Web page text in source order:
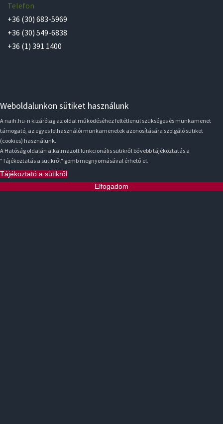
Telefon
+36 (30) 683-5969
+36 (30) 549-6838
+36 (1) 391 1400
Weboldalunkon sütiket használunk
A naih.hu-n kizárólag az oldal működéséhez feltétlenül szükséges és munkamenet
támogató, az egyes felhasználói munkamenetek azonosítására szolgáló sütiket
(cookies) használunk.
A Hatóság oldalán alkalmazott funkcionális sütikről bővebb tájékoztatás a
"Tájékoztatás a sütikről" gomb megnyomásával érhető el.
Tájékoztató a sütikről
Elfogadom